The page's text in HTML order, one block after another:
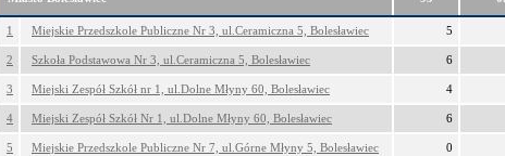
1 Miejskie Przedszkole Publiczne Nr 3, ul.Ceramiczna 5, Bolesławiec 5
2 Szkoła Podstawowa Nr 3, ul.Ceramiczna 5, Bolesławiec 6
3 Miejski Zespół Szkół nr 1, ul.Dolne Młyny 60, Bolesławiec 4
4 Miejski Zespół Szkół Nr 1, ul.Dolne Młyny 60, Bolesławiec 6
5 Miejskie Przedszkole Publiczne Nr 7, ul.Górne Młyny 5, Bolesławiec 0